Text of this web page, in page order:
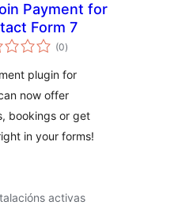
Payment for
Form 7
(0valoracións
totais
)
plugin for
now offer
bookings or get
in your forms!
activas